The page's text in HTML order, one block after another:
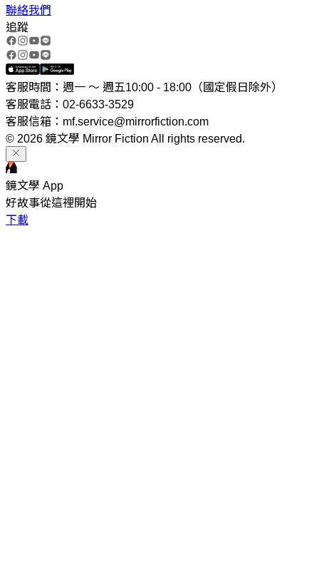
聯絡我們
追蹤
客服時間：週一 ～ 週五10:00 - 18:00（國定假日除外）
客服電話：02-6633-3529
客服信箱：mf.service@mirrorfiction.com
© 2026 鏡文學 Mirror Fiction All rights reserved.
鏡文學 App
好故事從這裡開始
下載